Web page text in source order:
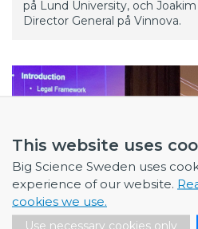
This website uses
Big Science Sweden uses
experience of our website.
cookies we use.
Use necessary cookies only
på Lund University, och
Director General på Vinnova.​